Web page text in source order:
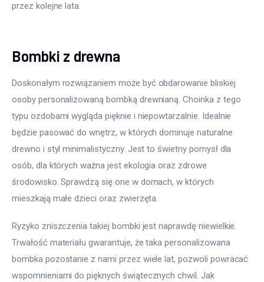
przez kolejne lata.
Bombki z drewna
Doskonałym rozwiązaniem może być obdarowanie bliskiej
osoby personalizowaną bombką drewnianą. Choinka z tego
typu ozdobami wygląda pięknie i niepowtarzalnie. Idealnie
będzie pasować do wnętrz, w których dominuje naturalne
drewno i styl minimalistyczny. Jest to świetny pomysł dla
osób, dla których ważna jest ekologia oraz zdrowe
środowisko. Sprawdzą się one w domach, w których
mieszkają małe dzieci oraz zwierzęta.
Ryzyko zniszczenia takiej bombki jest naprawdę niewielkie.
Trwałość materiału gwarantuje, że taka personalizowana
bombka pozostanie z nami przez wiele lat, pozwoli powracać
wspomnieniami do pięknych świątecznych chwil. Jak